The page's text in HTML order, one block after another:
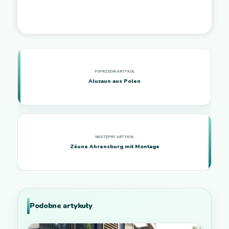
Aluzaun aus Polen
Zäune Ahrensburg mit Montage
Podobne artykuły